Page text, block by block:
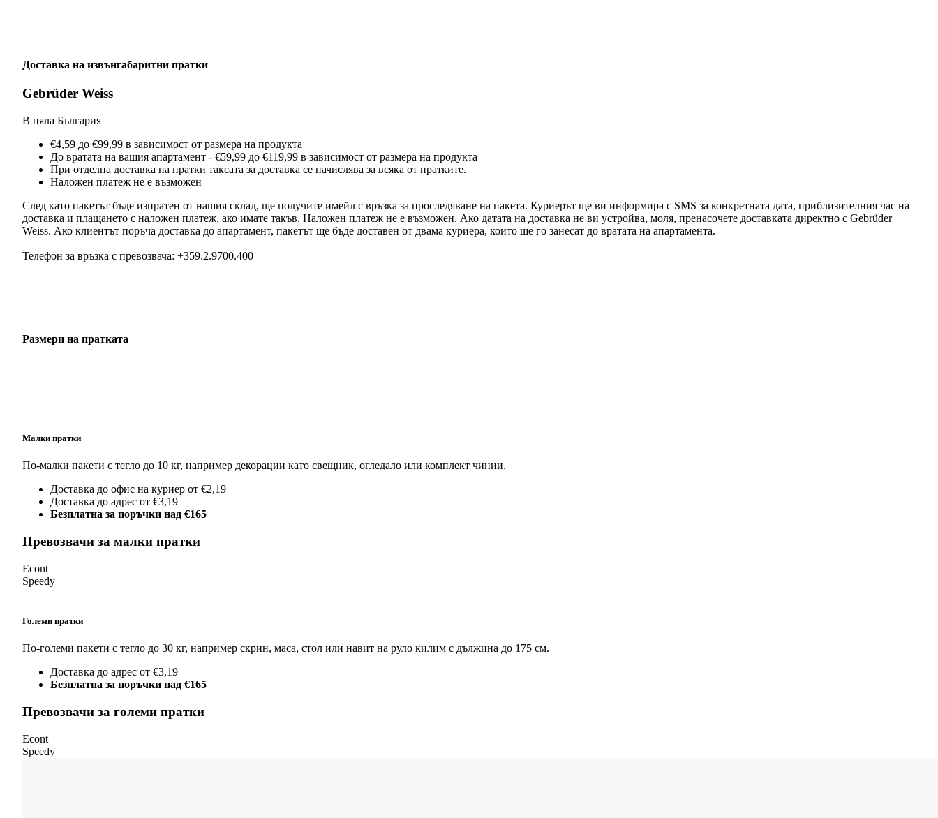
Доставка на извънгабаритни пратки
Gebrüder Weiss
В цяла България
€4,59 до €99,99 в зависимост от размера на продукта
До вратата на вашия апартамент - €59,99 до €119,99 в зависимост от размера на продукта
При отделна доставка на пратки таксата за доставка се начислява за всяка от пратките.
Наложен платеж не е възможен
След като пакетът бъде изпратен от нашия склад, ще получите имейл с връзка за проследяване на пакета. Куриерът ще ви информира с SMS за конкретната дата, приблизителния час на
доставка и плащането с наложен платеж, ако имате такъв. Наложен платеж не е възможен. Ако датата на доставка не ви устройва, моля, пренасочете доставката директно с Gebrüder
Weiss. Ако клиентът поръча доставка до апартамент, пакетът ще бъде доставен от двама куриера, които ще го занесат до вратата на апартамента.
Телефон за връзка с превозвача: +359.2.9700.400
Размери на пратката
Малки пратки
По-малки пакети с тегло до 10 кг, например декорации като свещник, огледало или комплект чинии.
Доставка до офис на куриер от €2,19
Доставка до адрес от €3,19
Безплатна за поръчки над €165
Превозвачи за малки пратки
Econt
Speedy
Големи пратки
По-големи пакети с тегло до 30 кг, например скрин, маса, стол или навит на руло килим с дължина до 175 см.
Доставка до адрес от €3,19
Безплатна за поръчки над €165
Превозвачи за големи пратки
Econt
Speedy